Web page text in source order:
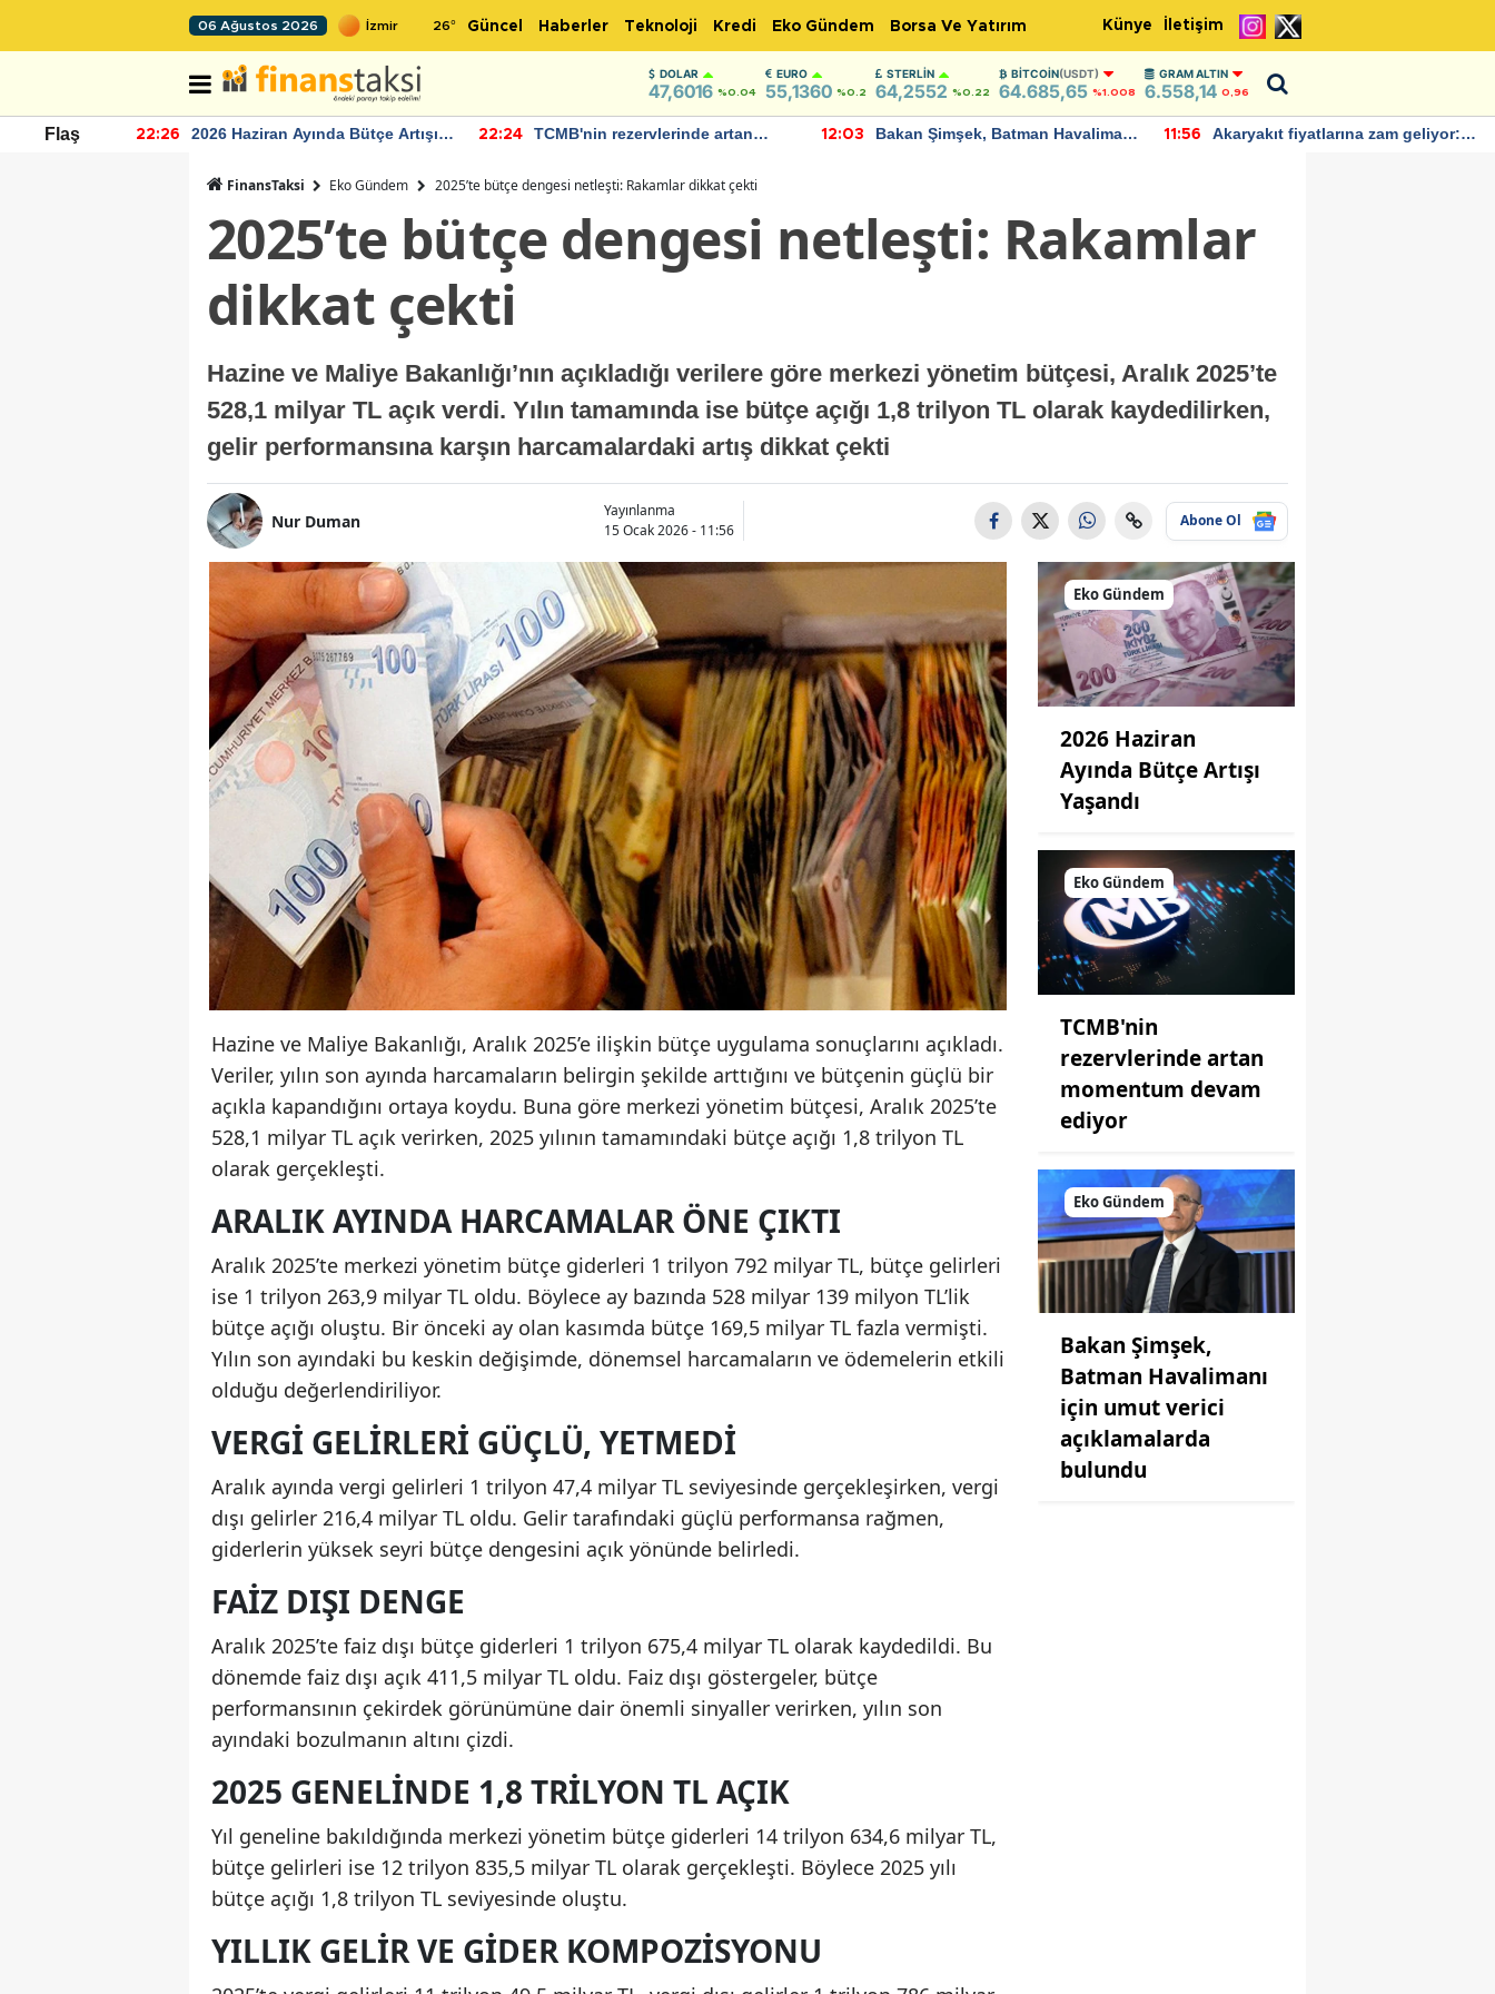
06 Ağustos 2026 26° Güncel Haberler Teknoloji Kredi Eko Gündem Borsa Ve Yatırım Künye İletişim
DOLAR
47,6016 %0.04
EURO
55,1360 %0.2
STERLIN
64,2552 %0.22
BITCOIN(USDT)
64.685,65 %1.008
GRAM ALTIN
6.558,14 0,96
Flaş 22:26
2026 Haziran Ayında Bütçe Artışı
22:24
TCMB'nin rezervlerinde artan
12:03
Bakan Şimşek, Batman Havalimanı
11:56
Akaryakıt fiyatlarına zam geliyor:
FinansTaksi Eko Gündem 2025’te bütçe dengesi netleşti: Rakamlar dikkat çekti
2025’te bütçe dengesi netleşti: Rakamlar
dikkat çekti
Hazine ve Maliye Bakanlığı’nın açıkladığı verilere göre merkezi yönetim bütçesi, Aralık 2025’te
528,1 milyar TL açık verdi. Yılın tamamında ise bütçe açığı 1,8 trilyon TL olarak kaydedilirken,
gelir performansına karşın harcamalardaki artış dikkat çekti
Nur Duman
Yayınlanma
15 Ocak 2026 - 11:56
Abone Ol
Hazine ve Maliye Bakanlığı, Aralık 2025’e ilişkin bütçe uygulama sonuçlarını açıkladı.
Veriler, yılın son ayında harcamaların belirgin şekilde arttığını ve bütçenin güçlü bir
açıkla kapandığını ortaya koydu. Buna göre merkezi yönetim bütçesi, Aralık 2025’te
528,1 milyar TL açık verirken, 2025 yılının tamamındaki bütçe açığı 1,8 trilyon TL
olarak gerçekleşti.
ARALIK AYINDA HARCAMALAR ÖNE ÇIKTI
Aralık 2025’te merkezi yönetim bütçe giderleri 1 trilyon 792 milyar TL, bütçe gelirleri
ise 1 trilyon 263,9 milyar TL oldu. Böylece ay bazında 528 milyar 139 milyon TL’lik
bütçe açığı oluştu. Bir önceki ay olan kasımda bütçe 169,5 milyar TL fazla vermişti.
Yılın son ayındaki bu keskin değişimde, dönemsel harcamaların ve ödemelerin etkili
olduğu değerlendiriliyor.
VERGI GELIRLERI GÜÇLÜ, YETMEDI
Aralık ayında vergi gelirleri 1 trilyon 47,4 milyar TL seviyesinde gerçekleşirken, vergi
dışı gelirler 216,4 milyar TL oldu. Gelir tarafındaki güçlü performansa rağmen,
giderlerin yüksek seyri bütçe dengesini açık yönünde belirledi.
FAIZ DIŞI DENGE
Aralık 2025’te faiz dışı bütçe giderleri 1 trilyon 675,4 milyar TL olarak kaydedildi. Bu
dönemde faiz dışı açık 411,5 milyar TL oldu. Faiz dışı göstergeler, bütçe
performansının çekirdek görünümüne dair önemli sinyaller verirken, yılın son
ayındaki bozulmanın altını çizdi.
2025 GENELINDE 1,8 TRILYON TL AÇIK
Yıl geneline bakıldığında merkezi yönetim bütçe giderleri 14 trilyon 634,6 milyar TL,
bütçe gelirleri ise 12 trilyon 835,5 milyar TL olarak gerçekleşti. Böylece 2025 yılı
bütçe açığı 1,8 trilyon TL seviyesinde oluştu.
YILLIK GELIR VE GIDER KOMPOZISYONU
Eko Gündem
2026 Haziran
Ayında Bütçe Artışı
Yaşandı
Eko Gündem
TCMB'nin
rezervlerinde artan
momentum devam
ediyor
Eko Gündem
Bakan Şimşek,
Batman Havalimanı
için umut verici
açıklamalarda
bulundu